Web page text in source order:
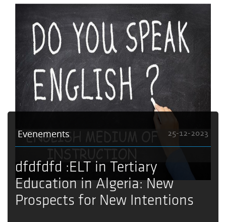
Evenements 25-12-2023
dfdfdfd :ELT in Tertiary
Education in Algeria: New
Prospects for New Intentions